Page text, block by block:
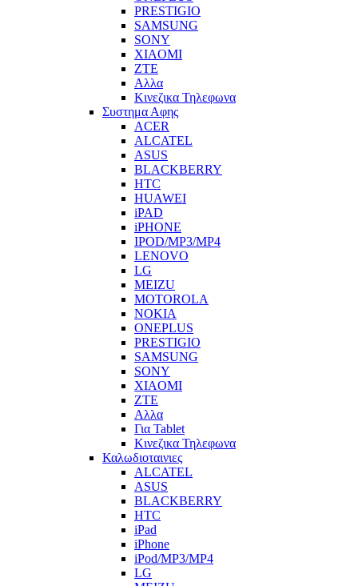
PRESTIGIO
SAMSUNG
SONY
XIAOMI
ZTE
Αλλα
Κινεζικα Τηλεφωνα
Συστημα Αφης
ACER
ALCATEL
ASUS
BLACKBERRY
HTC
HUAWEI
iPAD
iPHONE
IPOD/MP3/MP4
LENOVO
LG
MEIZU
MOTOROLA
NOKIA
ONEPLUS
PRESTIGIO
SAMSUNG
SONY
XIAOMI
ZTE
Αλλα
Για Tablet
Κινεζικα Τηλεφωνα
Καλωδιοταινιες
ALCATEL
ASUS
BLACKBERRY
HTC
iPad
iPhone
iPod/MP3/MP4
LG